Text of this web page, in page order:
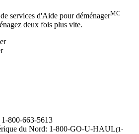
services d'Aide pour déménagerMC
deux fois plus vite.
1-800-663-5613
du Nord: 1-800-GO-U-HAUL(1-